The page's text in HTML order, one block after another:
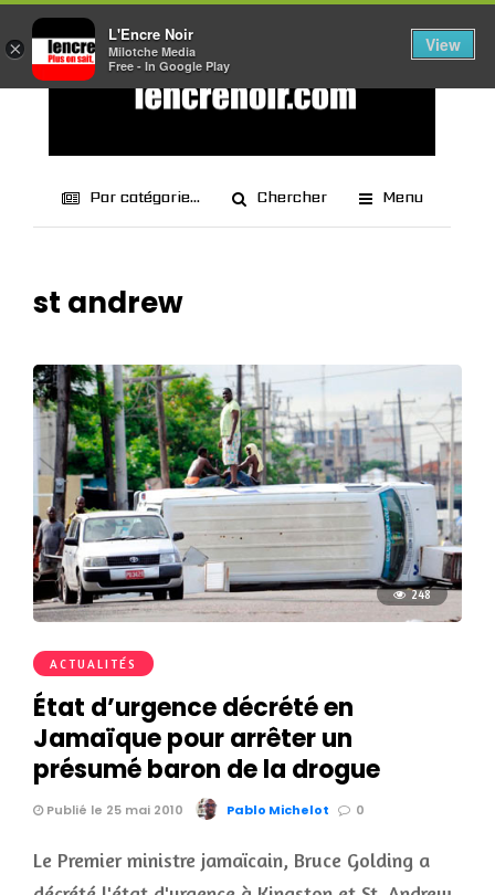
Par catégorie... Chercher Menu
st andrew
248
ACTUALITÉS
État d’urgence décrété en
Jamaïque pour arrêter un
présumé baron de la drogue
Publié le 25 mai 2010 Pablo Michelot 0
Le Premier ministre jamaïcain, Bruce Golding a
×
L'Encre Noir
Milotche Media
Free - In Google Play
View